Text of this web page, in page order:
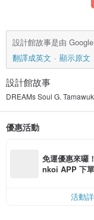
設計館故事是由
翻譯成英文
顯示原文
設計館故事
DREAMs Soul G.
優惠活動
免運優惠來囉
nkoi APP 下
活動